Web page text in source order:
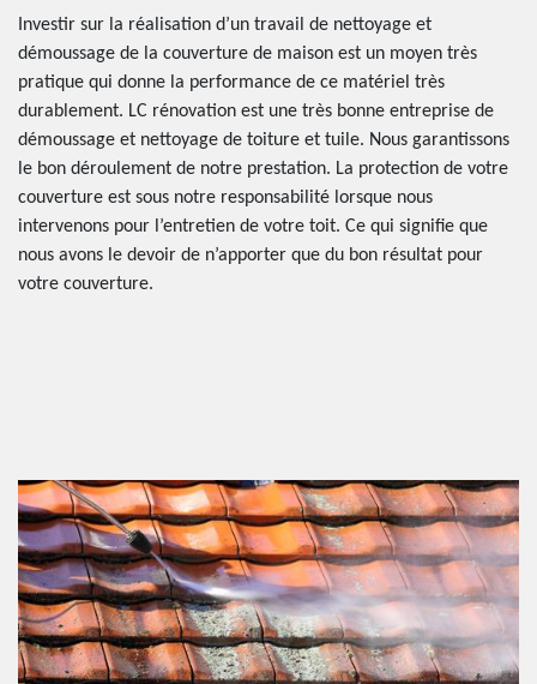
Investir sur la réalisation d’un travail de nettoyage et
démoussage de la couverture de maison est un moyen très
pratique qui donne la performance de ce matériel très
durablement. LC rénovation est une très bonne entreprise de
démoussage et nettoyage de toiture et tuile. Nous garantissons
le bon déroulement de notre prestation. La protection de votre
couverture est sous notre responsabilité lorsque nous
intervenons pour l’entretien de votre toit. Ce qui signifie que
nous avons le devoir de n’apporter que du bon résultat pour
votre couverture.